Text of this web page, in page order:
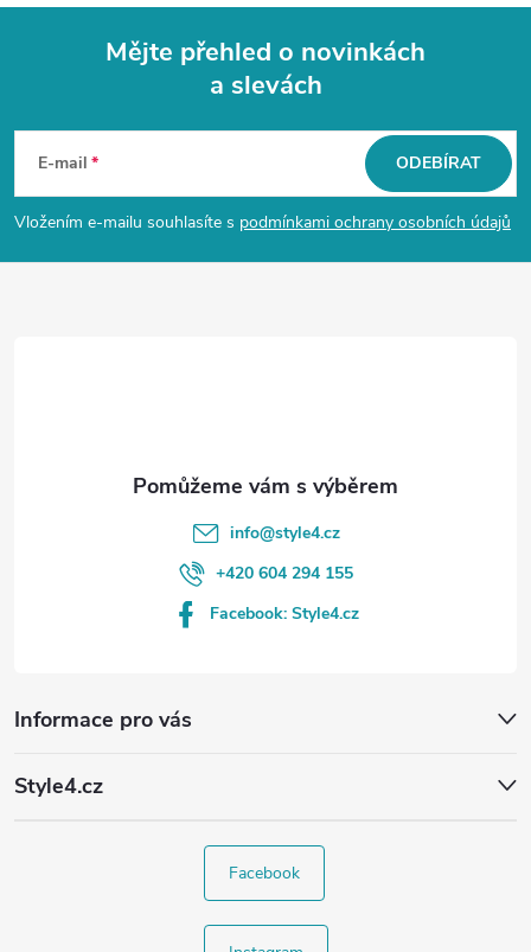
p
Mějte přehled o novinkách
a slevách
E-mail
Vložením e-mailu souhlasíte s podmínkami ochrany osobních údajů
ODEBÍRAT
Informace pro vás
Style4.cz
info@style4.cz
+420 604 294 155
Facebook: Style4.cz
Facebook